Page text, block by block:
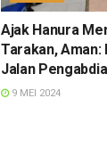
Ajak Hanura
Tarakan, Aman:
Jalan
9 MEI 2024